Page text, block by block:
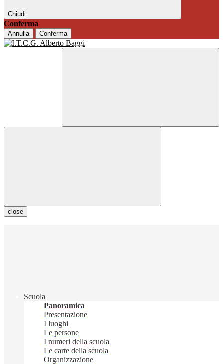
Chiudi
Conferma
Annulla Conferma
close
Scuola
Panoramica
Presentazione
I luoghi
Le persone
I numeri della scuola
Le carte della scuola
Organizzazione